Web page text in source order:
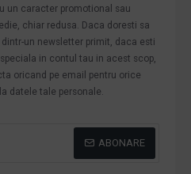
un caracter promotional sau
chiar redusa. Daca doresti sa
un newsletter primit, daca esti
in contul tau in acest scop,
oricand pe email pentru orice
datele tale personale.
ABONARE